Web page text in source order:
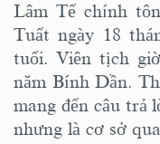
Lâm Tế chính
Tuất ngày 18
tuổi. Viên tịch
năm Bính Dần.
mang đến câu trả
nhưng là cơ sở